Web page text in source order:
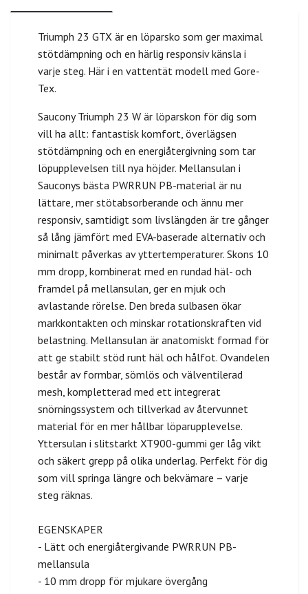
Triumph 23 GTX är en löparsko som ger maximal
stötdämpning och en härlig responsiv känsla i
varje steg. Här i en vattentät modell med Gore-
Tex.
Saucony Triumph 23 W är löparskon för dig som
vill ha allt: fantastisk komfort, överlägsen
stötdämpning och en energiåtergivning som tar
löpupplevelsen till nya höjder. Mellansulan i
Sauconys bästa PWRRUN PB-material är nu
lättare, mer stötabsorberande och ännu mer
responsiv, samtidigt som livslängden är tre gånger
så lång jämfört med EVA-baserade alternativ och
minimalt påverkas av yttertemperaturer. Skons 10
mm dropp, kombinerat med en rundad häl- och
framdel på mellansulan, ger en mjuk och
avlastande rörelse. Den breda sulbasen ökar
markkontakten och minskar rotationskraften vid
belastning. Mellansulan är anatomiskt formad för
att ge stabilt stöd runt häl och hålfot. Ovandelen
består av formbar, sömlös och välventilerad
mesh, kompletterad med ett integrerat
snörningssystem och tillverkad av återvunnet
material för en mer hållbar löparupplevelse.
Yttersulan i slitstarkt XT900-gummi ger låg vikt
och säkert grepp på olika underlag. Perfekt för dig
som vill springa längre och bekvämare – varje
steg räknas.
EGENSKAPER
- Lätt och energiåtergivande PWRRUN PB-
mellansula
- 10 mm dropp för mjukare övergång